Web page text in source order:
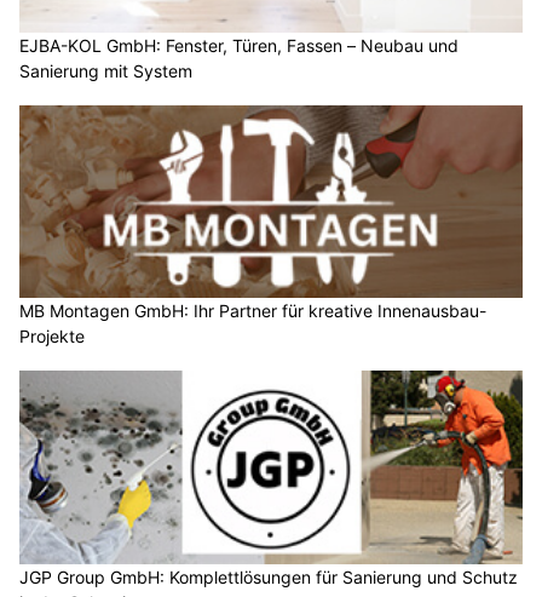
EJBA-KOL GmbH: Fenster, Türen, Fassen – Neubau und
Sanierung mit System
MB Montagen GmbH: Ihr Partner für kreative Innenausbau-
Projekte
JGP Group GmbH: Komplettlösungen für Sanierung und Schutz